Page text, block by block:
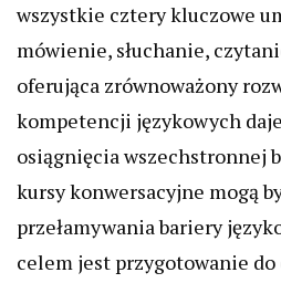
wszystkie cztery kluczowe
mówienie, słuchanie,
oferująca zrównoważony
kompetencji językowych
osiągnięcia wszechstronnej
kursy konwersacyjne mogą
przełamywania bariery
celem jest przygotowanie